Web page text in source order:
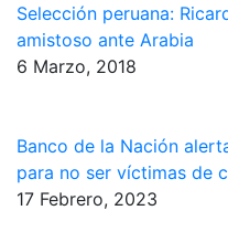
Selección peruana:
amistoso ante Arabia
6 Marzo, 2018
Banco de la Nación
para no ser víctimas de
17 Febrero, 2023